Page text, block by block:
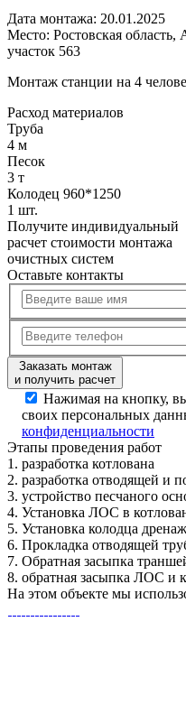
Дата монтажа: 20.01.2025
Место: Ростовская
участок 563
Монтаж станции на 4
Расход материалов
Труба
4 м
Песок
3 т
Колодец 960*1250
1 шт.
Получите индивидуальный
расчет стоимости монтажа
очистных систем
Оставьте контакты
Заказать монтаж
и получить расчет
Нажимая на кнопку, вы
своих персональных
конфиденциальности
Этапы проведения работ
1. разработка котлована
2. разработка отводящей и
3. устройство песчаного
4. Установка ЛОС в
5. Установка колодца
6. Прокладка отводящей
7. Обратная засыпка
8. обратная засыпка ЛОС и
На этом объекте мы